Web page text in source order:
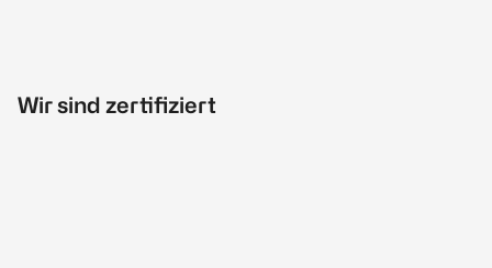
Wir sind zertifiziert